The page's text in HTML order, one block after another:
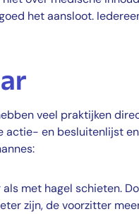
het aansloot.
veel praktijken
actie- en besluitenlijst
als met hagel schieten.
zijn, de voorzitter